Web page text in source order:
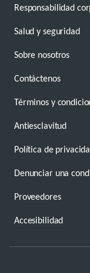
Responsabilidad
Salud y seguridad
Sobre nosotros
Contáctenos
Términos y
Antiesclavitud
Política de
Denunciar una
Proveedores
Accesibilidad